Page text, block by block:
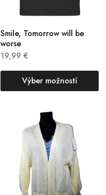
Smile, Tomorrow will be
worse
19,99 €
Výber možností